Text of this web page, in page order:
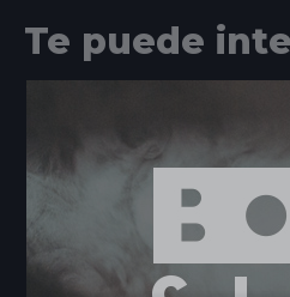
Te puede